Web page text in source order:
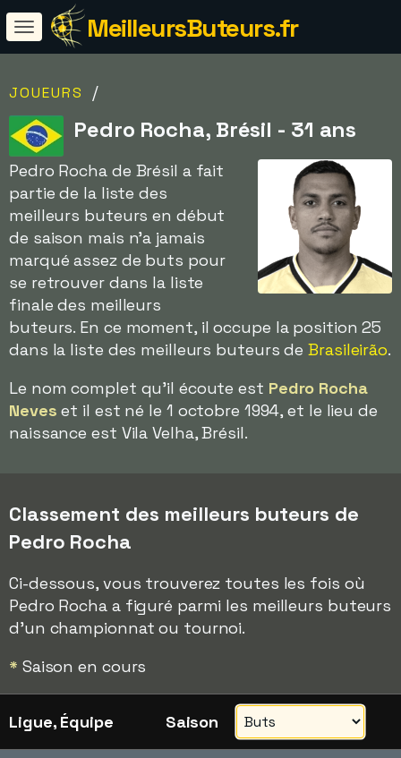
MeilleursButeurs.fr
JOUEURS /
Pedro Rocha, Brésil - 31 ans
Pedro Rocha de Brésil a fait
partie de la liste des
meilleurs buteurs en début
de saison mais n'a jamais
marqué assez de buts pour
se retrouver dans la liste
finale des meilleurs
buteurs. En ce moment, il occupe la position 25
dans la liste des meilleurs buteurs deBrasileirão.
Le nom complet qu'il écoute est Pedro Rocha
Neves et il est né le 1 octobre 1994, et le lieu de
naissance est Vila Velha, Brésil.
Classement des meilleurs buteurs de
Pedro Rocha
Ci-dessous, vous trouverez toutes les fois où
Pedro Rocha a figuré parmi les meilleurs buteurs
d'un championnat ou tournoi.
* Saison en cours
Ligue, Équipe Saison